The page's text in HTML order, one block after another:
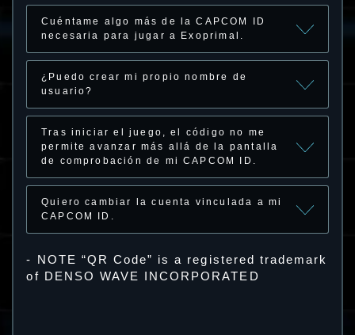
Cuéntame algo más de la CAPCOM ID
necesaria para jugar a Exoprimal.
¿Puedo crear mi propio nombre de
usuario?
Tras iniciar el juego, el código no me
permite avanzar más allá de la pantalla
de comprobación de mi CAPCOM ID.
Quiero cambiar la cuenta vinculada a mi
CAPCOM ID.
- NOTE “QR Code” is a registered trademark
of DENSO WAVE INCORPORATED